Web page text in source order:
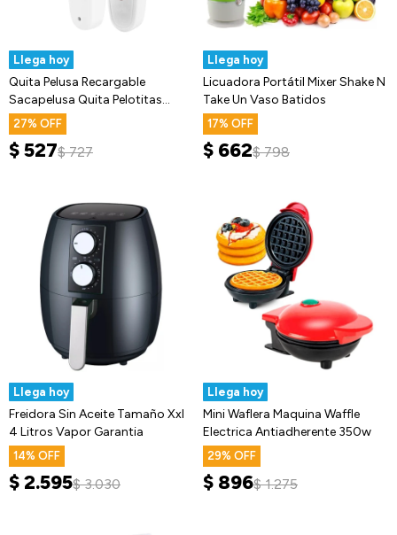
Llega hoy
Quita Pelusa Recargable
Sacapelusa Quita Pelotitas
Ropa
27
$527$ 727
Llega hoy
Licuadora Portátil Mixer Shake N
Take Un Vaso Batidos
17
$ 662$ 798
Llega hoy
Freidora Sin Aceite Tamaño Xxl
4 Litros Vapor Garantia
14
$2.595$ 3.030
Llega hoy
Mini Waflera Maquina Waffle
Electrica Antiadherente 350w
29
$ 896$ 1.275